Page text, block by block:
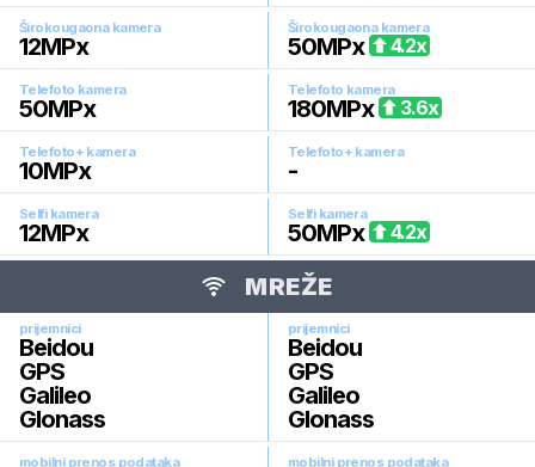
Širokougaona kamera
12MPx
Širokougaona kamera
50MPx 4.2x
Telefoto kamera
50MPx
Telefoto kamera
180MPx 3.6x
Telefoto+ kamera
10MPx
Telefoto+ kamera
-
Selfi kamera
12MPx
Selfi kamera
50MPx 4.2x
MREŽE
prijemnici
Beidou
GPS
Galileo
Glonass
prijemnici
Beidou
GPS
Galileo
Glonass
mobilni prenos podataka mobilni prenos podataka